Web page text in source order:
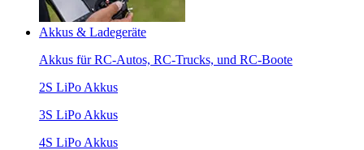
Akkus & Ladegeräte
Akkus für RC-Autos, RC-Trucks, und RC-Boote
2S LiPo Akkus
3S LiPo Akkus
4S LiPo Akkus